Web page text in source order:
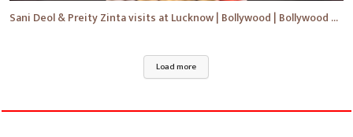
Sani Deol & Preity Zinta visits at Lucknow | Bollywood | Bollywood News | #bollywood #shorts #yt
Load more